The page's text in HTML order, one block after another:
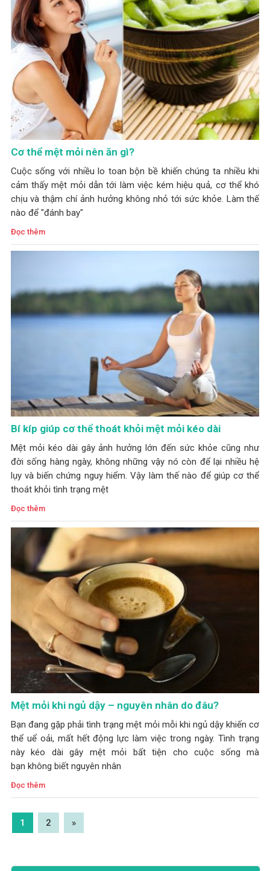
Cơ thể mệt mỏi nên ăn gì?
Cuộc sống với nhiều lo toan bộn bề khiến chúng ta nhiều khi
cảm thấy mệt mỏi dẫn tới làm việc kém hiệu quả, cơ thể khó
chịu và thậm chí ảnh hưởng không nhỏ tới sức khỏe. Làm thế
nào để "đánh bay"
Đọc thêm
Bí kíp giúp cơ thể thoát khỏi mệt mỏi kéo dài
Mệt mỏi kéo dài gây ảnh hưởng lớn đến sức khỏe cũng như
đời sống hàng ngày, không những vậy nó còn để lại nhiều hệ
lụy và biến chứng nguy hiểm. Vậy làm thế nào để giúp cơ thể
thoát khỏi tình trạng mệt
Đọc thêm
Mệt mỏi khi ngủ dậy – nguyên nhân do đâu?
Bạn đang gặp phải tình trạng mệt mỏi mỗi khi ngủ dậy khiến cơ
thể uể oải, mất hết động lực làm việc trong ngày. Tình trạng
này kéo dài gây mệt mỏi bất tiện cho cuộc sống mà
bạn không biết nguyên nhân
Đọc thêm
1 2 »